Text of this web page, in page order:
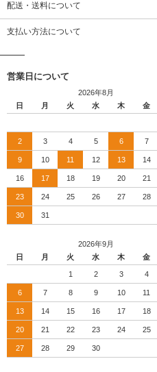
配送・送料について
支払い方法について
営業日について
2026年8月
日
月 火 水 木 金
2 3 4 5 6 7
9 10 11 12 13 14
16 17 18 19 20 21
23 24 25 26 27 28
30 31
2026年9月
日
月 火 水 木 金
1 2 3 4
6 7 8 9 10 11
13 14 15 16 17 18
20 21 22 23 24 25
27 28 29 30